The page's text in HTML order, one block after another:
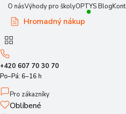
O násVýhody pro školyOPTYS Blog
Hromadný nákup
+420 607 70 30 70
Po–Pá: 6–16 h
Pro zákazníky
Oblíbené